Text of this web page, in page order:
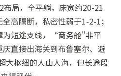
局，全平躺，床宽约20-21
高隔断，私密性弱于1-2-1；
短途支线，“商务舱"非平
直接出海关到布鲁塞尔、避
大枢纽的人山人海，但长途段